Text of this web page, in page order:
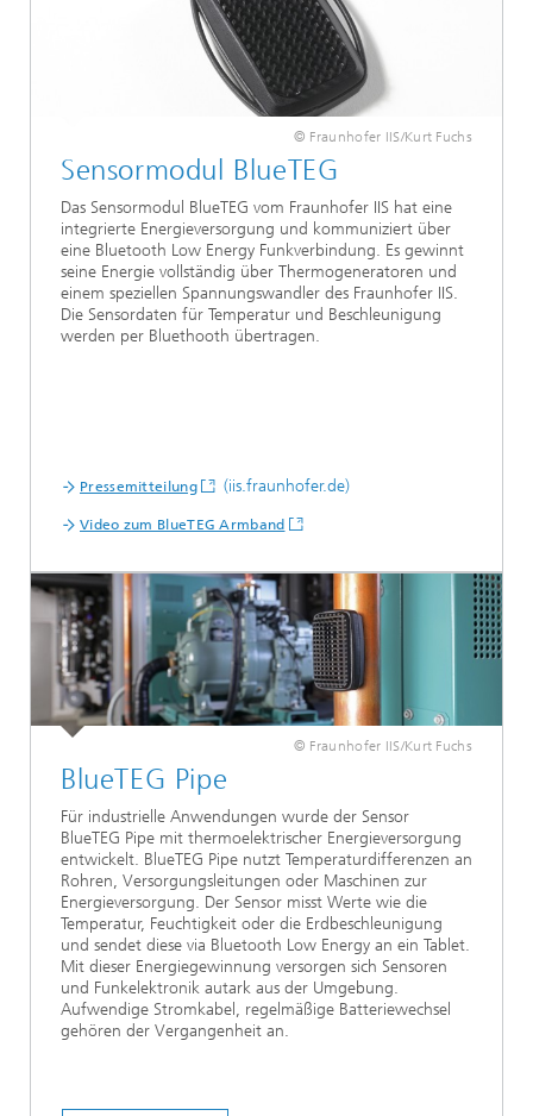
© Fraunhofer IIS/Kurt Fuchs
Sensormodul BlueTEG
Das Sensormodul BlueTEG vom Fraunhofer IIS hat eine
integrierte Energieversorgung und kommuniziert über
eine Bluetooth Low Energy Funkverbindung. Es gewinnt
seine Energie vollständig über Thermogeneratoren und
einem speziellen Spannungswandler des Fraunhofer IIS.
Die Sensordaten für Temperatur und Beschleunigung
werden per Bluethooth übertragen.
Pressemitteilung (iis.fraunhofer.de)
Video zum BlueTEG Armband
© Fraunhofer IIS/Kurt Fuchs
BlueTEG Pipe
Für industrielle Anwendungen wurde der Sensor
BlueTEG Pipe mit thermoelektrischer Energieversorgung
entwickelt. BlueTEG Pipe nutzt Temperaturdifferenzen an
Rohren, Versorgungsleitungen oder Maschinen zur
Energieversorgung. Der Sensor misst Werte wie die
Temperatur, Feuchtigkeit oder die Erdbeschleunigung
und sendet diese via Bluetooth Low Energy an ein Tablet.
Mit dieser Energiegewinnung versorgen sich Sensoren
und Funkelektronik autark aus der Umgebung.
Aufwendige Stromkabel, regelmäßige Batteriewechsel
gehören der Vergangenheit an.